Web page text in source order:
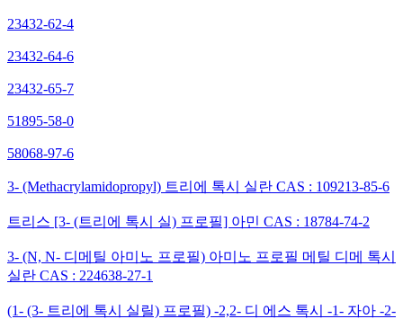
23432-62-4
23432-64-6
23432-65-7
51895-58-0
58068-97-6
3- (Methacrylamidopropyl) 트리에 톡시 실란 CAS : 109213-85-6
트리스 [3- (트리에 톡시 실) 프로필] 아민 CAS : 18784-74-2
3- (N, N- 디메틸 아미노 프로필) 아미노 프로필 메틸 디메 톡시
실란 CAS : 224638-27-1
(1- (3- 트리에 톡시 실릴) 프로필) -2,2- 디 에스 톡시 -1- 자아 -2-